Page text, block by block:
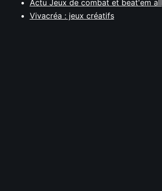
Actu Jeux de combat et beat'em all
Vivacréa : jeux créatifs